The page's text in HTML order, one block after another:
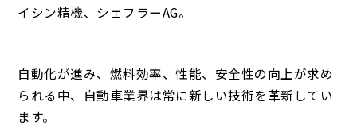
イシン精機、シェフラーAG。
自動化が進み、燃料効率、性能、安全性の向上が求め
られる中、自動車業界は常に新しい技術を革新してい
ます。